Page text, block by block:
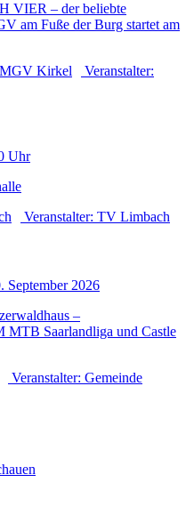
VIER – der beliebte
am Fuße der Burg startet am
MGV Kirkel
Veranstalter:
Uhr
Veranstalter: TV Limbach
September 2026
–
MTB Saarlandliga und Castle
Veranstalter: Gemeinde